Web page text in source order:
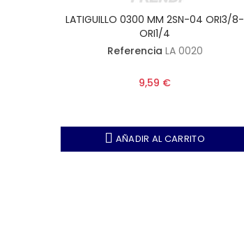
LATIGUILLO 0300 MM 2SN-04 ORI3/8-
ORI1/4
Referencia LA 0020
9,59 €
AÑADIR AL CARRITO